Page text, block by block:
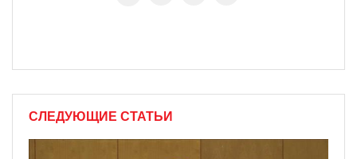
СЛЕДУЮЩИЕ СТАТЬИ